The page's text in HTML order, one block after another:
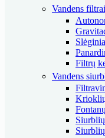
Vandens filtrai
Filtrų
Vandens